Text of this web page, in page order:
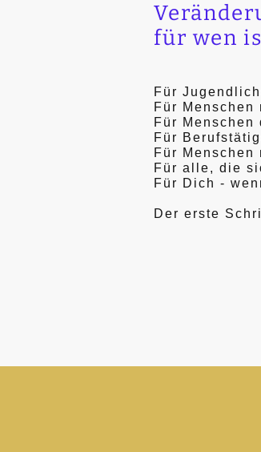
für wen
Für
Für
Für
Für
Für
Für alle, die
Für Dich -
Der erste